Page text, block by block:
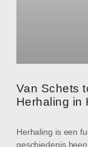
Van Schets
Herhaling in
Herhaling is een
geschiedenis